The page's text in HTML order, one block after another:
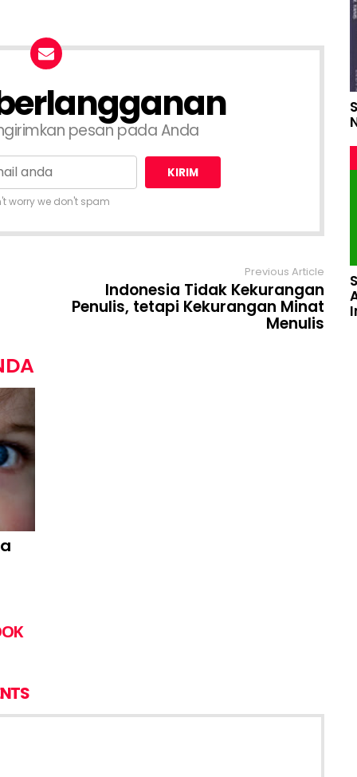
pesan pada Anda
worry we don't spam
Previous Article
Indonesia Tidak Kekurangan
Penulis, tetapi Kekurangan Minat
Menulis